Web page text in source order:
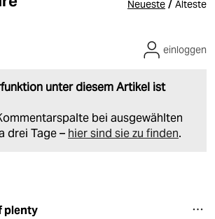
Neueste / Älteste
unter diesem Artikel ist
bei ausgewählten
drei Tage – hier sind sie zu finden.
einloggen
plenty